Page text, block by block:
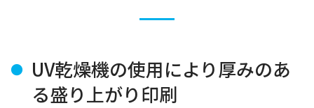
UV乾燥機の使用により厚みのあ
る盛り上がり印刷